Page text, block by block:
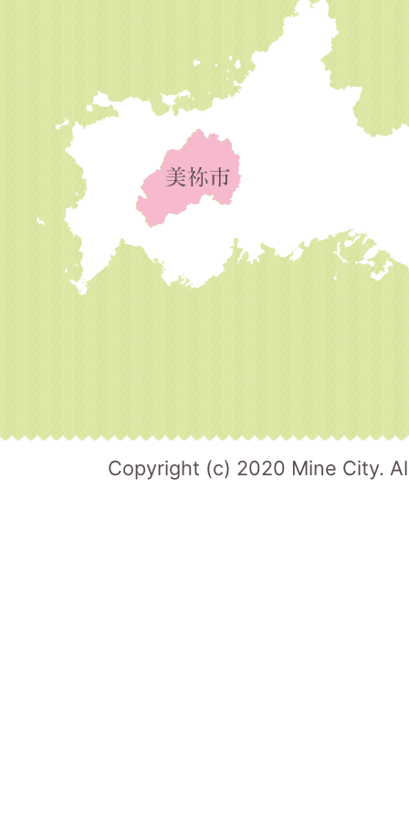
Copyright (c) 2020 Mine City.